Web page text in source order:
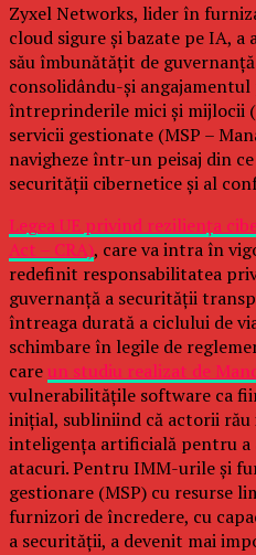
Zyxel Networks, lider în
cloud sigure și bazate pe IA,
său îmbunătățit de
consolidându-și
întreprinderile mici și mijlocii
servicii gestionate (MSP –
navigheze într-un peisaj din
securității cibernetice și al
Legea UE privind reziliența
Act – CRA), care va intra în
redefinit responsabilitatea
guvernanță a securității
întreaga durată a ciclului de
schimbare în legile de
careun studiu realizat de
vulnerabilitățile software ca
inițial, subliniind că actorii
inteligența artificială pentru a
atacuri. Pentru IMM-urile și
gestionare (MSP) cu resurse
furnizori de încredere, cu
a securității, a devenit mai